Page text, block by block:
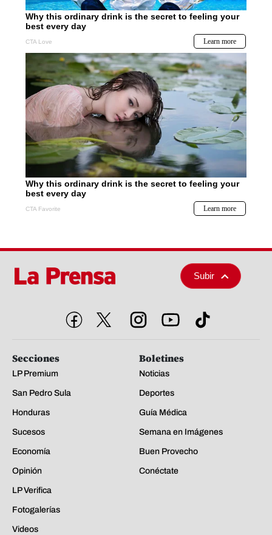
Subir
Secciones
LP Premium
San Pedro Sula
Honduras
Sucesos
Economía
Opinión
LP Verifica
Fotogalerías
Videos
Boletines
Noticias
Deportes
Guía Médica
Semana en Imágenes
Buen Provecho
Conéctate